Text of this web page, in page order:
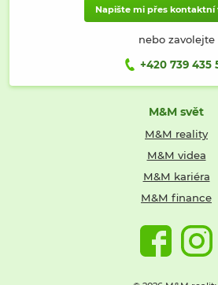
Napište mi přes kontaktní
nebo zavolejte
+420 739 435
M&M svět
M&M reality
M&M videa
M&M kariéra
M&M finance